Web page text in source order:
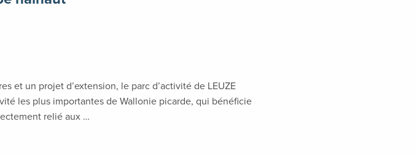
et un projet d’extension, le parc d’activité de LEUZE
les plus importantes de Wallonie picarde, qui bénéficie
relié aux …